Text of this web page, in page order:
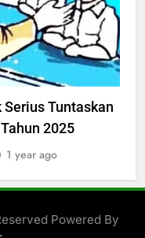
Tuntaskan
2025
1 year ago
Powered By